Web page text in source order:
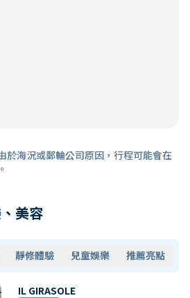
於海況或郵輪公司原因，行程可能會在
美容
靜修體驗 兒童娛樂 推薦亮點
IL GIRASOLE